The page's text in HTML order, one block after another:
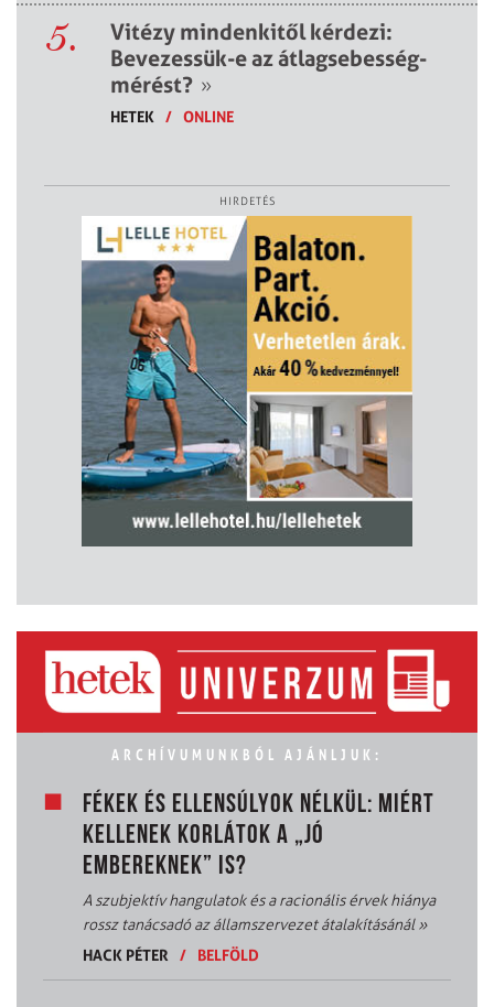
5.
Vitézy mindenkitől kérdezi:
Bevezessük-e az átlagsebesség-
mérést? »
HETEK / ONLINE
HIRDETÉS
ARCHÍVUMUNKBÓL AJÁNLJUK:
FÉKEK ÉS ELLENSÚLYOK NÉLKÜL: MIÉRT
KELLENEK KORLÁTOK A „JÓ
EMBEREKNEK” IS?
A szubjektív hangulatok és a racionális érvek hiánya
rossz tanácsadó az államszervezet átalakításánál»
HACK PÉTER
/ BELFÖLD